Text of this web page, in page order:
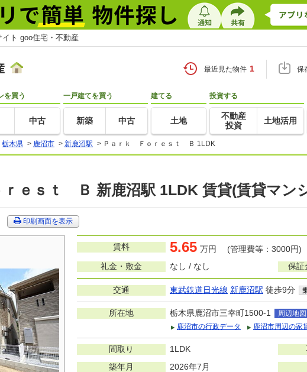
ト goo住宅・不動産
最近見た物件 1 保
を買う
中古
一戸建てを買う
新築 中古
建てる
土地
投資する
不動産
投資
土地活用
栃木県 > 鹿沼市 > 新鹿沼駅 > Ｐａｒｋ Ｆｏｒｅｓｔ Ｂ 1LDK
ｅｓｔ Ｂ 新鹿沼駅 1LDK 賃貸(賃貸マン
印刷画面を表示
賃料 5.65 万円 (管理費等：3000円)
礼金・敷金
なし / なし 保証
交通 東武鉄道日光線 新鹿沼駅 徒歩9分
所在地 栃木県鹿沼市三幸町1500-1
周辺地図
鹿沼市の行政データ
鹿沼市周辺の家
間取り 1LDK
築年月 2026年7月